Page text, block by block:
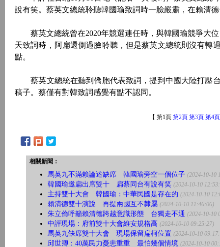
說有笑。蔡英文總統聆聽韓國瑜致詞時一臉嚴肅，在賴清
蔡英文總統曾在2020年競選連任時，與韓國瑜競爭大位
天致詞時，阿扁還側過臉聆聽，但是蔡英文總統則沒有轉
點。
蔡英文總統在聽到僑胞代表致詞，提到中國大陸打壓
稿子。蔡僅有對韓致詞感覺有點不認同。
【 第1頁 第2頁 第3頁 第4頁
相關新聞：
馬英九不滿賴論述缺席 韓國瑜旁空一個位子 (2024-10-10
韓國瑜邀扁出席雙十 扁蔡同台有說有笑 (2024-10-10
主持雙十大會 韓國瑜：中華民國是存在的 (2024-10-10
賴清德雙十演說 再提兩國互不隸屬 (2024-10-10 11:46:06)
朱立倫呼籲賴清德跨越意識形態 台獨走不通 (2024-10-10
中評現場：府前雙十大會維安規格高 (2024-10-10 09:25:27)
馬英九缺席雙十大會 現場保留扁柯位置 (2024-10-10
邱世卿：40萬民力憂患重重 最怕幾個情境 (2024-10-10